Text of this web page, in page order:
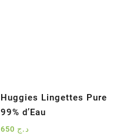
Huggies Lingettes Pure
99% d’Eau
د.ج